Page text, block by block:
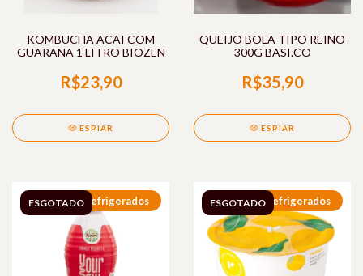
KOMBUCHA ACAI COM
GUARANA 1 LITRO BIOZEN
R$23,90
ESPIAR
QUEIJO BOLA TIPO REINO
300G BASI.CO
R$35,90
ESPIAR
Refrigerados
ESGOTADO Refrigerados
ESGOTADO